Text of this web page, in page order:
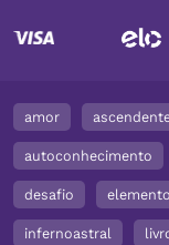
amor
autoconhecimento
desafio
infernoastral